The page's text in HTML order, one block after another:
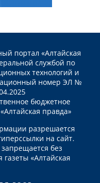
портал «Алтайская
службой по
технологий и
номер ЭЛ №
бюджетное
правда»
разрешается
на сайт.
без
газеты «Алтайская